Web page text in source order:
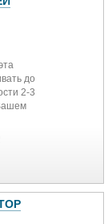
до
2-3